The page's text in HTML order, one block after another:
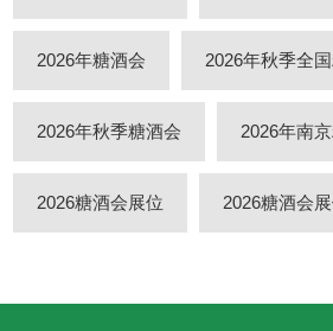
2026年糖酒会 2026年秋季全
2026年秋季糖酒会 2026年南
2026糖酒会展位 2026糖酒会